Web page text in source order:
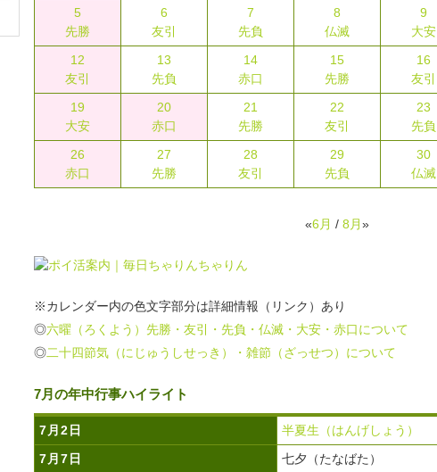
5
先勝
6
友引
7
先負
8
仏滅
9
大安
12
友引
13
先負
14
赤口
15
先勝
16
友引
19
大安
20
赤口
21
先勝
22
友引
23
先負
26
赤口
27
先勝
28
友引
29
先負
30
仏滅
«6月 / 8月»
※カレンダー内の色文字部分は詳細情報（リンク）あり
◎六曜（ろくよう）先勝・友引・先負・仏滅・大安・赤口について
◎二十四節気（にじゅうしせっき）・雑節（ざっせつ）について
7月の年中行事ハイライト
7月2日
半夏生（はんげしょう）
7月7日
七夕（たなばた）